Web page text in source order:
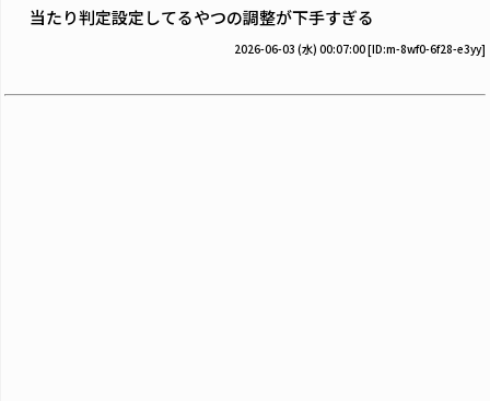
当たり判定設定してるやつの調整が下手すぎる
2026-06-03 (水) 00:07:00[ID:m-8wf0-6f28-e3yy]